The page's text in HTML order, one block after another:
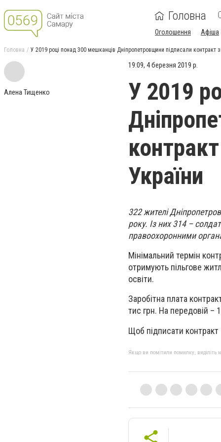
Головна
Оголошення Афіша
Головна У 2019 році понад 300 мешканців Дніпропетровщини підписали контракт
Алена Тищенко
19:09, 4 березня 2019 р.
У 2019
України
322 жителі
року. Із них 314 –
правоохоронними
Мінімальний термін
отримують пільгове
освіти.
Заробітна плата
тис грн. На передовій –
Щоб підписати контракт
Якщо ви помітили помилку, виділіть